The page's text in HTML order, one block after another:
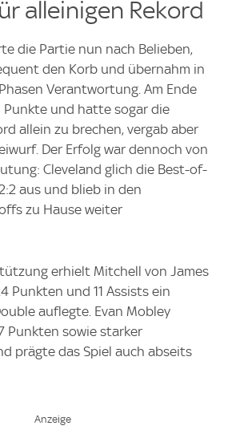
alleinigen Rekord
die Partie nun nach Belieben,
den Korb und übernahm in
Verantwortung. Am Ende
und hatte sogar die
allein zu brechen, vergab aber
Der Erfolg war dennoch von
Cleveland glich die Best-of-
aus und blieb in den
zu Hause weiter
erhielt Mitchell von James
Punkten und 11 Assists ein
auflegte. Evan Mobley
Punkten sowie starker
prägte das Spiel auch abseits